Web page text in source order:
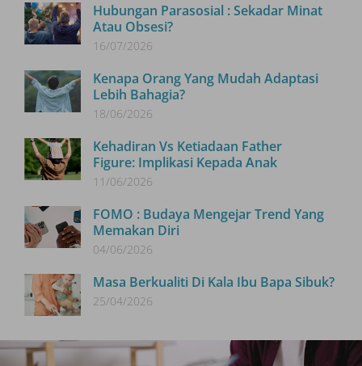
Hubungan Parasosial : Sekadar Minat
Atau Obsesi?
16/07/2026
Kenapa Orang Yang Mudah Adaptasi
Lebih Bahagia?
18/06/2026
Kehadiran Vs Ketiadaan Father
Figure: Implikasi Kepada Anak
11/06/2026
FOMO : Budaya Mengejar Trend Yang
Memakan Diri
04/06/2026
Masa Berkualiti Di Kala Ibu Bapa Sibuk?
25/04/2026